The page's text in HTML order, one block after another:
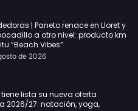
| Paneto renace en Lloret y
a otro nivel: producto km
“Beach Vibes”
de 2026
tiene lista su nueva oferta
2026/27: natación, yoga,